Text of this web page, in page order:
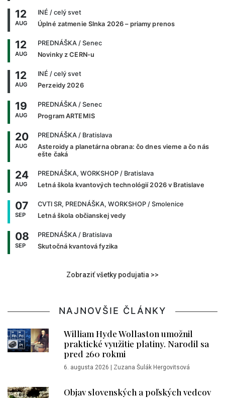
12
AUG
INÉ / celý svet
Úplné zatmenie Slnka 2026 – priamy prenos
12
AUG
PREDNÁŠKA / Senec
Novinky z CERN-u
12
AUG
INÉ / celý svet
Perzeidy 2026
19
AUG
PREDNÁŠKA / Senec
Program ARTEMIS
20
AUG
PREDNÁŠKA / Bratislava
Asteroidy a planetárna obrana: čo dnes vieme a čo nás
ešte čaká
24
AUG
PREDNÁŠKA, WORKSHOP / Bratislava
Letná škola kvantových technológií 2026 v Bratislave
07
SEP
CVTI SR, PREDNÁŠKA, WORKSHOP / Smolenice
Letná škola občianskej vedy
08
SEP
PREDNÁŠKA / Bratislava
Skutočná kvantová fyzika
Zobraziť všetky podujatia >>
NAJNOVŠIE ČLÁNKY
William Hyde Wollaston umožnil
praktické využitie platiny. Narodil sa
pred 260 rokmi
6. augusta 2026 Zuzana Šulák Hergovitsová
Objav slovenských a poľských vedcov